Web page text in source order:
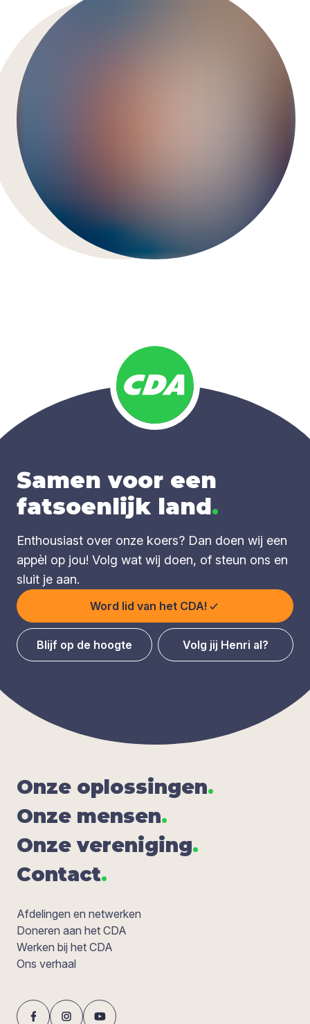
Samen voor een
fatsoenlijk land.
Enthousiast over onze koers? Dan doen wij een
appèl op jou! Volg wat wij doen, of steun ons en
sluit je aan.
Word lid van het CDA!
Blijf op de hoogte Volg jij Henri al?
Onze oplos­sin­gen.
Onze men­sen.
Onze ver­e­ni­ging.
Con­tact.
Afdelingen en netwerken
Doneren aan het CDA
Werken bij het CDA
Ons verhaal